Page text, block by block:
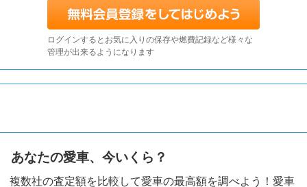
ログインするとお気に入りの保存や燃費記録など様々な
管理が出来るようになります
あなたの愛車、今いくら？
複数社の査定額を比較して愛車の最高額を調べよう！愛車